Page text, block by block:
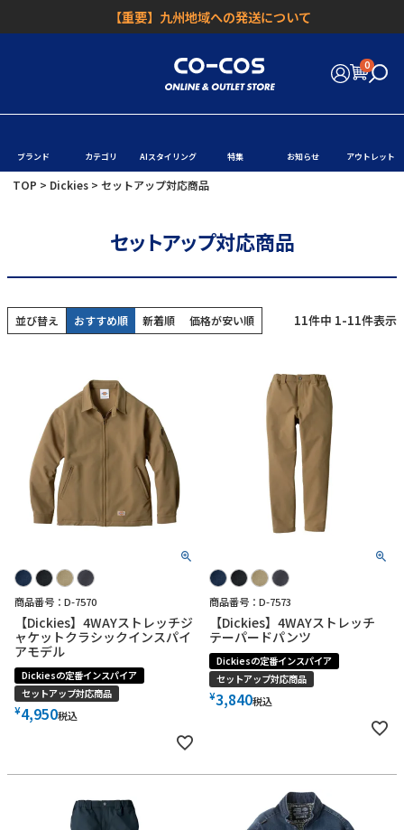
【重要】九州地域への発送について
0
ブランド カテゴリ AIスタイリング 特集 お知らせ アウトレット
TOP Dickies セットアップ対応商品
セットアップ対応商品
並び替え おすすめ順 新着順 価格が安い順 11件中 1-11件表示
商品番号：D-7570
【Dickies】4WAYストレッチジ
ャケットクラシックインスパイ
アモデル
Dickiesの定番インスパイア
セットアップ対応商品
¥4,950税込
商品番号：D-7573
【Dickies】4WAYストレッチ
テーパードパンツ
Dickiesの定番インスパイア
セットアップ対応商品
¥3,840税込